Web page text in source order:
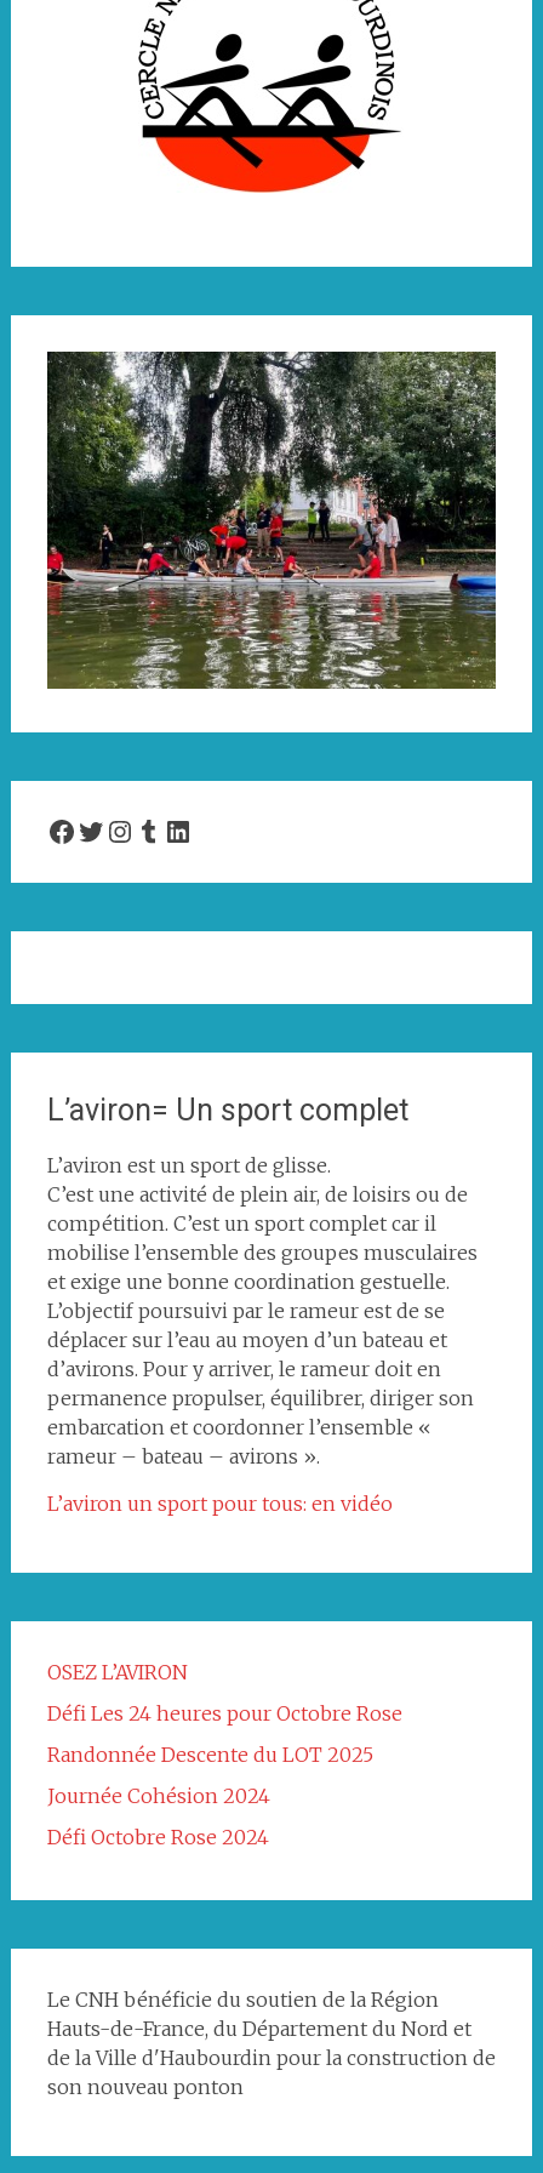
Facebook
Twitter
Instagram
Tumblr
LinkedIn
L’aviron= Un sport complet
L’aviron est un sport de glisse.
C’est une activité de plein air, de loisirs ou de
compétition. C’est un sport complet car il
mobilise l’ensemble des groupes musculaires
et exige une bonne coordination gestuelle.
L’objectif poursuivi par le rameur est de se
déplacer sur l’eau au moyen d’un bateau et
d’avirons. Pour y arriver, le rameur doit en
permanence propulser, équilibrer, diriger son
embarcation et coordonner l’ensemble «
rameur – bateau – avirons ».
L’aviron un sport pour tous: en vidéo
OSEZ L’AVIRON
Défi Les 24 heures pour Octobre Rose
Randonnée Descente du LOT 2025
Journée Cohésion 2024
Défi Octobre Rose 2024
Le CNH bénéficie du soutien de la Région
Hauts-de-France, du Département du Nord et
de la Ville d'Haubourdin pour la construction de
son nouveau ponton